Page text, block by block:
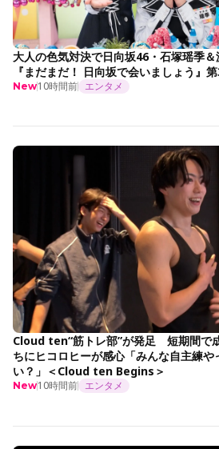
大人の色気対決で日向坂46・石塚瑶季＆
『まだまだ！ 日向坂で会いましょう』
New10時間前 エンタメ
Cloud ten“筋トレ部”が発足 短期間で
ちにヒコロヒーが感心「みんな自主練
い？」＜Cloud ten Begins＞
New10時間前 エンタメ